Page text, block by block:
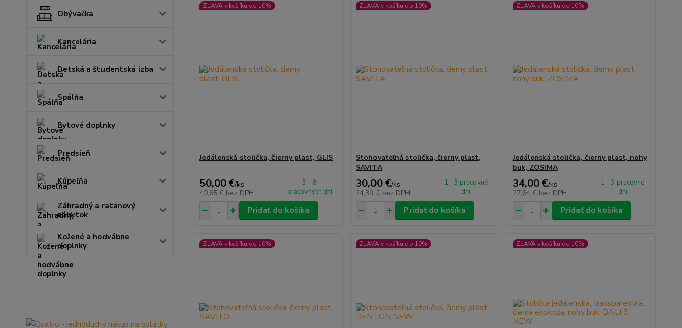
Obývačka
Kancelária
Detská a študentská izba
Spálňa
Bytové doplnky
Predsieň
Kúpeľňa
Záhradný a ratanový
nábytok
Kožené a hodvábne
doplnky
ZĽAVA v košíku do 10%
Jedálenská stolička, čierny plast, GLIS
50,00 €/ks
40,65 € bez DPH
3 - 8
pracovných dní
Pridať do košíka
ZĽAVA v košíku do 10%
Stohovateľná stolička, čierny plast,
SAVITA
30,00 €/ks
24,39 € bez DPH
1 - 3 pracovné
dni
Pridať do košíka
ZĽAVA v košíku do 10%
Jedálenská stolička, čierny plast, nohy
buk, ZOSIMA
34,00 €/ks
27,64 € bez DPH
1 - 3 pracovné
dni
Pridať do košíka
ZĽAVA v košíku do 10% ZĽAVA v košíku do 10% ZĽAVA v košíku do 10%